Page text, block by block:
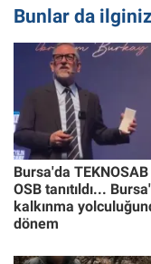
Bunlar da
Bursa'da TEKNOSAB
OSB tanıtıldı...
kalkınma
dönem